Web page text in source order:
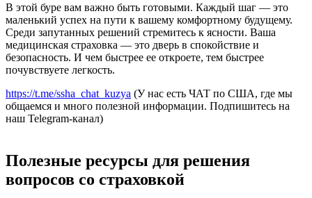
В этой буре вам важно быть готовыми. Каждый шаг — это
маленький успех на пути к вашему комфортному будущему.
Среди запутанных решений стремитесь к ясности. Ваша
медицинская страховка — это дверь в спокойствие и
безопасность. И чем быстрее ее откроете, тем быстрее
почувствуете легкость.
https://t.me/ssha_chat_kuzya (У нас есть ЧАТ по США, где мы
общаемся и много полезной информации. Подпишитесь на
наш Telegram-канал)
Полезные ресурсы для решения
вопросов со страховкой